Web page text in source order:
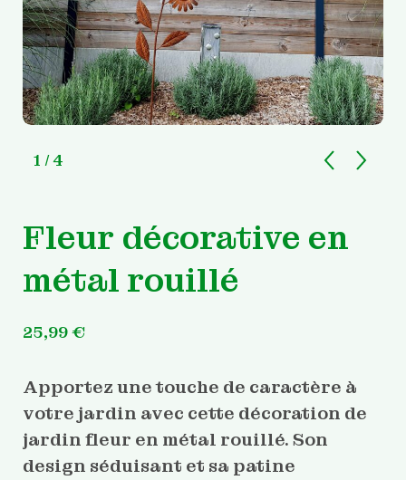
1 / 4
Fleur décorative en
métal rouillé
25,99€
Apportez une touche de caractère à
votre jardin avec cette décoration de
jardin fleur en métal rouillé. Son
design séduisant et sa patine